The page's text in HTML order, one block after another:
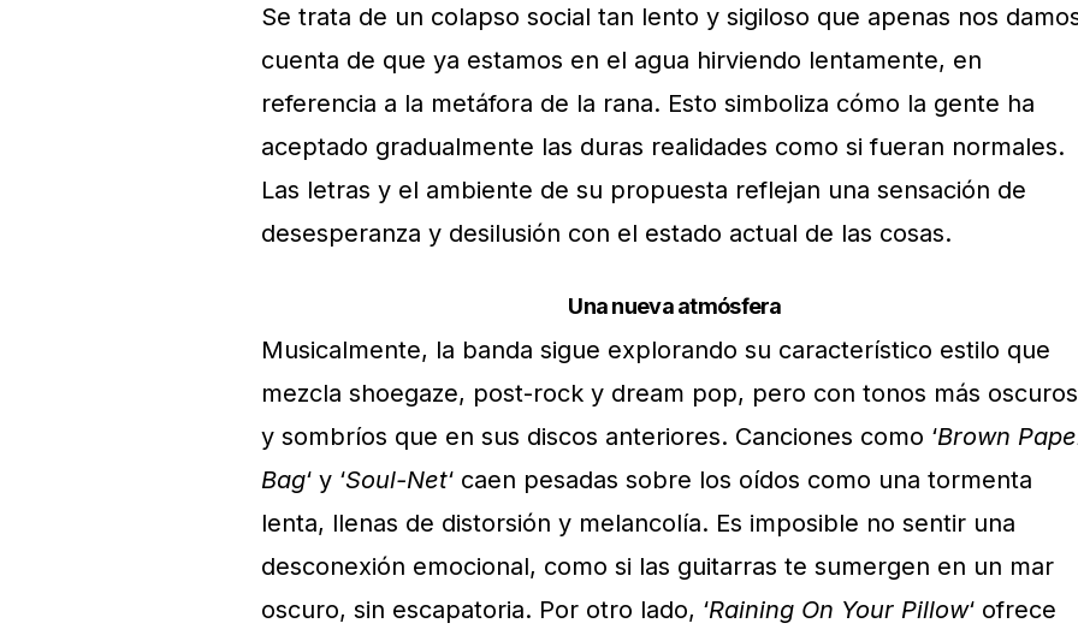
Se trata de un colapso social tan lento y sigiloso que apenas nos
cuenta de que ya estamos en el agua hirviendo lentamente, en
referencia a la metáfora de la rana. Esto simboliza cómo la gente ha
aceptado gradualmente las duras realidades como si fueran normales.
Las letras y el ambiente de su propuesta reflejan una sensación de
desesperanza y desilusión con el estado actual de las cosas.
Una nueva atmósfera
Musicalmente, la banda sigue explorando su característico estilo que
mezcla shoegaze, post-rock y dream pop, pero con tonos más oscuros
y sombríos que en sus discos anteriores. Canciones como ‘Brown
Bag‘ y ‘Soul-Net‘ caen pesadas sobre los oídos como una tormenta
lenta, llenas de distorsión y melancolía. Es imposible no sentir una
desconexión emocional, como si las guitarras te sumergen en un mar
oscuro, sin escapatoria. Por otro lado, ‘Raining On Your Pillow‘ ofrece